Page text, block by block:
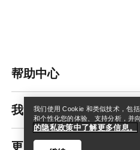
帮助中心
我的账户
更多商品
我们使用 Cookie 和类似技术，包
和个性化您的体验、支持分析，并
的隐私政策中了解更多信息。